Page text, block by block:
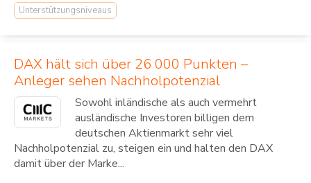
Unterstützungsniveaus
DAX hält sich über 26 000 Punkten –
Anleger sehen Nachholpotenzial
Sowohl inländische als auch vermehrt
ausländische Investoren billigen dem
deutschen Aktienmarkt sehr viel
Nachholpotenzial zu, steigen ein und halten den DAX
damit über der Marke...